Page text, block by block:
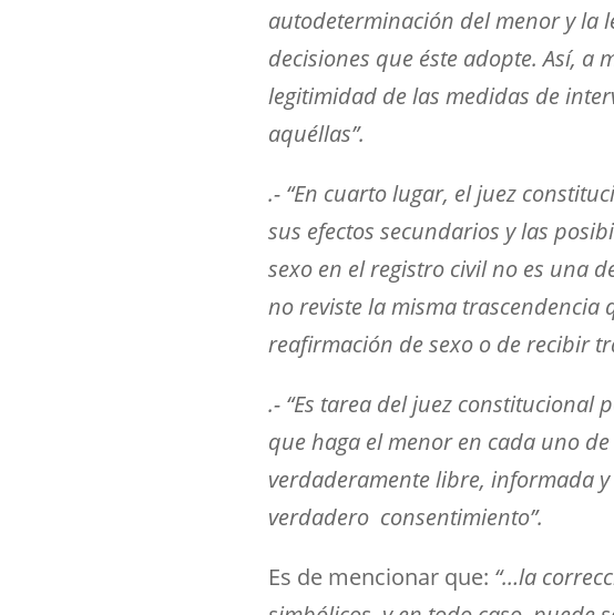
autodeterminación del menor y la
decisiones que éste adopte. Así, a
legitimidad de las medidas de
aquéllas”.
.- “En cuarto lugar, el juez
sus efectos secundarios y las
sexo en el registro civil no es una
no reviste la misma
reafirmación de sexo o de recibir
.- “Es tarea del juez
que haga el menor en cada uno
verdaderamente libre, informada
verdadero consentimiento”.
Es de mencionar que: “…la